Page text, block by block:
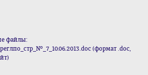
файлы:
(формат .doc,